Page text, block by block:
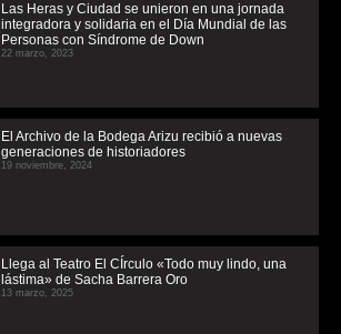
Las Heras y Ciudad se unieron en una jornada
integradora y solidaria en el Día Mundial de las
Personas con Síndrome de Down
22 marzo, 2023
El Archivo de la Bodega Arizu recibió a nuevas
generaciones de historiadores
19 noviembre, 2024
Llega al Teatro El CÍrculo «Todo muy lindo, una
lástima» de Sacha Barrera Oro
13 marzo, 2025